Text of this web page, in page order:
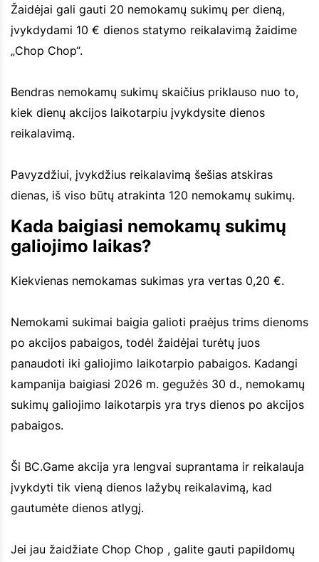
Žaidėjai gali gauti 20 nemokamų sukimų per dieną,
įvykdydami 10 € dienos statymo reikalavimą žaidime
„Chop Chop“.
Bendras nemokamų sukimų skaičius priklauso nuo to,
kiek dienų akcijos laikotarpiu įvykdysite dienos
reikalavimą.
Pavyzdžiui, įvykdžius reikalavimą šešias atskiras
dienas, iš viso būtų atrakinta 120 nemokamų sukimų.
Kada baigiasi nemokamų sukimų
galiojimo laikas?
Kiekvienas nemokamas sukimas yra vertas 0,20 €.
Nemokami sukimai baigia galioti praėjus trims dienoms
po akcijos pabaigos, todėl žaidėjai turėtų juos
panaudoti iki galiojimo laikotarpio pabaigos. Kadangi
kampanija baigiasi 2026 m. gegužės 30 d., nemokamų
sukimų galiojimo laikotarpis yra trys dienos po akcijos
pabaigos.
Ši BC.Game akcija yra lengvai suprantama ir reikalauja
įvykdyti tik vieną dienos lažybų reikalavimą, kad
gautumėte dienos atlygį.
Jei jau žaidžiate Chop Chop , galite gauti papildomų